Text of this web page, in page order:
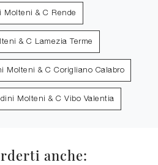
Molteni & C Rende
& C Lamezia Terme
Molteni & C Corigliano Calabro
Molteni & C Vibo Valentia
anche: